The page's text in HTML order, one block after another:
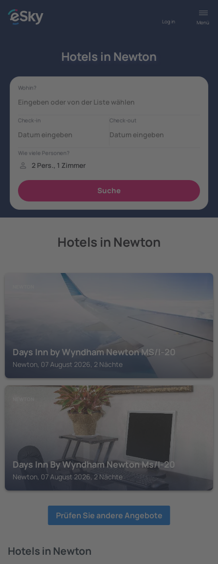
Menü
Log in
Hotels in Newton
Hotels in Newton
Days Inn by Wyndham Newton MS/I-20
Newton, 07 August 2026, 2 Nächte
Days Inn By Wyndham Newton Ms/I-20
Newton, 07 August 2026, 2 Nächte
Prüfen Sie andere Angebote
Hotels in Newton